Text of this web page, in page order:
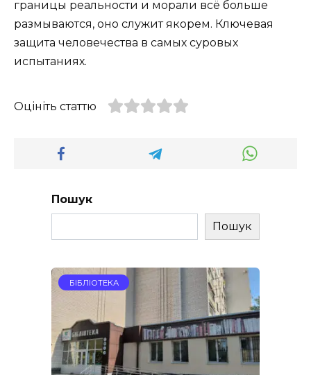
границы реальности и морали всё больше
размываются, оно служит якорем. Ключевая
защита человечества в самых суровых
испытаниях.
Оцініть статтю
Пошук
Пошук
БІБЛІОТЕКА